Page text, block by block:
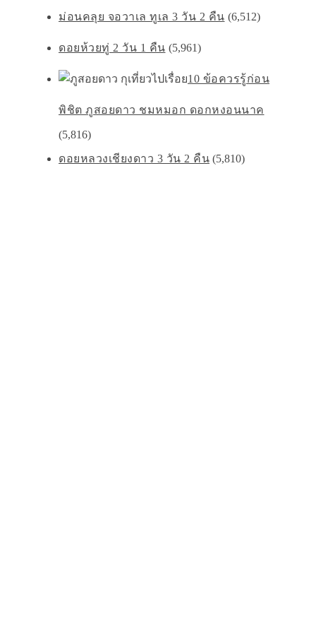
ม่อนคลุย จอวาเล ทูเล 3 วัน 2 คืน (6,512)
ดอยห้วยทู่ 2 วัน 1 คืน (5,961)
10 ข้อควรรู้ก่อน
พิชิต ภูสอยดาว ชมหมอก ดอกหงอนนาค
(5,816)
ดอยหลวงเชียงดาว 3 วัน 2 คืน (5,810)